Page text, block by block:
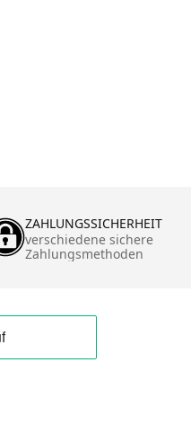
ZAHLUNGSSICHERHEIT
verschiedene sichere
Zahlungsmethoden